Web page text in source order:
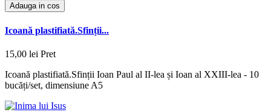
Adauga in cos
Icoană plastifiată.Sfinții...
15,00 lei Pret
Icoană plastifiată.Sfinții Ioan Paul al II-lea și Ioan al XXIII-lea - 10
bucăți/set, dimensiune A5